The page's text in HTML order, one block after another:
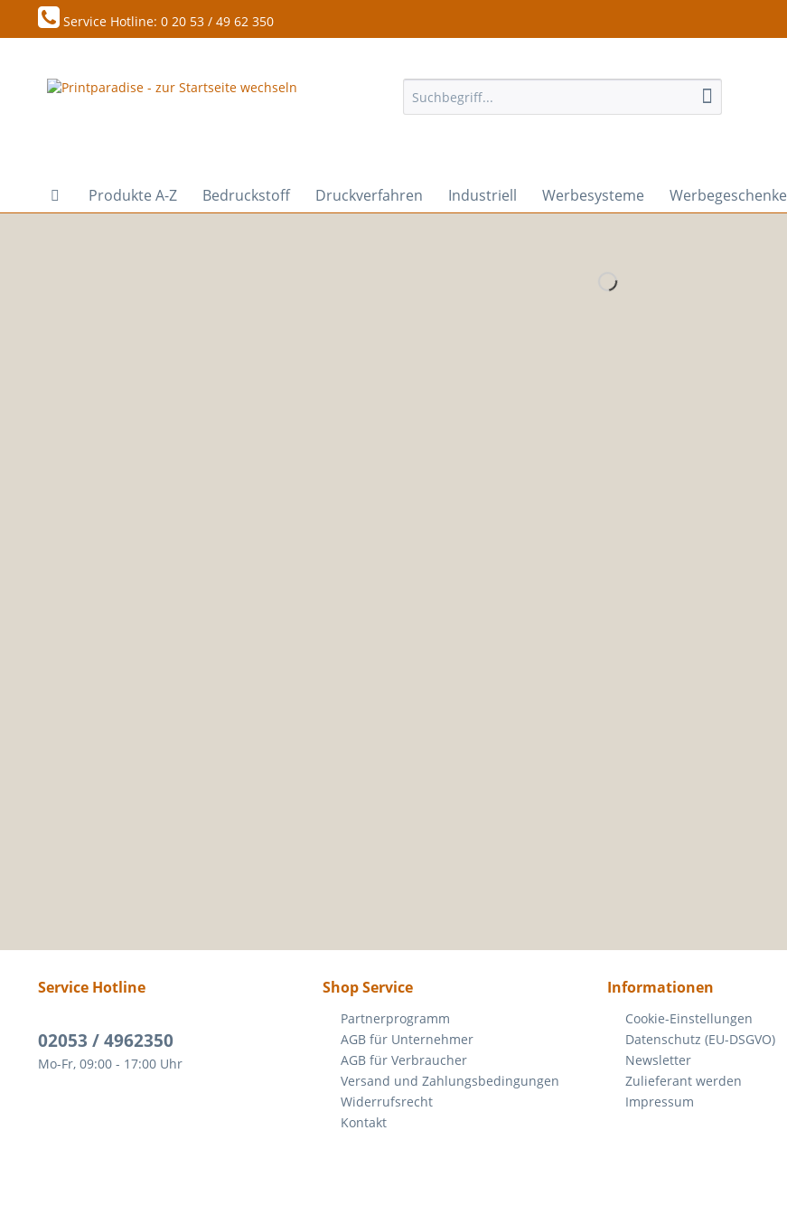
Service Hotline: 0 20 53 / 49 62 350
Produkte A-Z Bedruckstoff Druckverfahren Industriell Werbesysteme Werbegeschenke
Service Hotline
02053 / 4962350
Mo-Fr, 09:00 - 17:00 Uhr
Shop Service
Partnerprogramm
AGB für Unternehmer
AGB für Verbraucher
Versand und Zahlungsbedingungen
Widerrufsrecht
Kontakt
Informationen
Cookie-Einstellungen
Datenschutz (EU-DSGVO)
Newsletter
Zulieferant werden
Impressum